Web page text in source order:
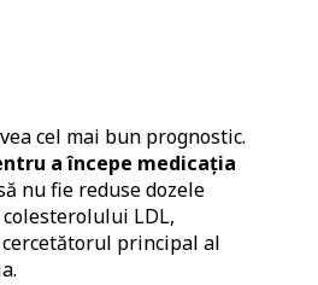
cel mai bun prognostic.
a începe medicația
nu fie reduse dozele
LDL,
principal al